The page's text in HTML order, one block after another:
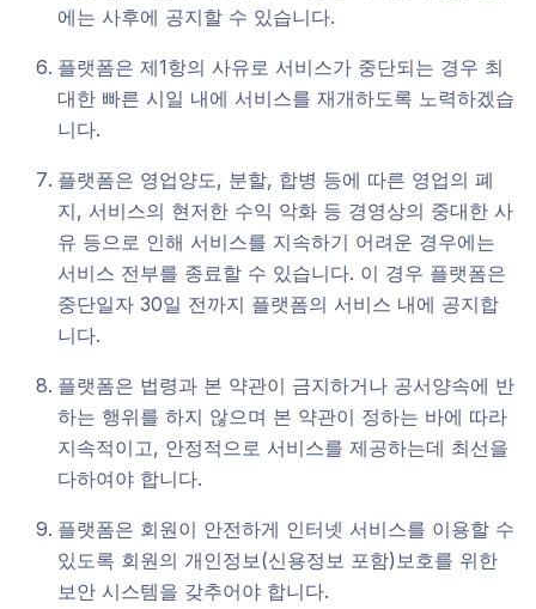
에는 사후에 공지할 수 있습니다.
플랫폼은 제1항의 사유로 서비스가 중단되는 경우 최
대한 빠른 시일 내에 서비스를 재개하도록 노력하겠습
니다.
플랫폼은 영업양도, 분할, 합병 등에 따른 영업의 폐
지, 서비스의 현저한 수익 악화 등 경영상의 중대한 사
유 등으로 인해 서비스를 지속하기 어려운 경우에는
서비스 전부를 종료할 수 있습니다. 이 경우 플랫폼은
중단일자 30일 전까지 플랫폼의 서비스 내에 공지합
니다.
플랫폼은 법령과 본 약관이 금지하거나 공서양속에 반
하는 행위를 하지 않으며 본 약관이 정하는 바에 따라
지속적이고, 안정적으로 서비스를 제공하는데 최선을
다하여야 합니다.
플랫폼은 회원이 안전하게 인터넷 서비스를 이용할 수
있도록 회원의 개인정보(신용정보 포함)보호를 위한
보안 시스템을 갖추어야 합니다.